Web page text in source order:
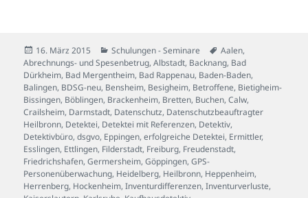
Veröffentlicht
am
16. März 2015 Kategorien
Schulungen - Seminare Schlagwörter
Aalen,
Abrechnungs- und Spesenbetrug,Albstadt, Backnang, Bad
Dürkheim, Bad Mergentheim, Bad Rappenau, Baden-Baden,
Balingen, BDSG-neu, Bensheim, Besigheim, Betroffene, Bietigheim-
Bissingen, Böblingen, Brackenheim, Bretten, Buchen,Calw,
Crailsheim, Darmstadt, Datenschutz, Datenschutzbeauftragter
Heilbronn, Detektei, Detektei mit Referenzen, Detektiv,
Detektivbüro,dsgvo, Eppingen,erfolgreiche Detektei, Ermittler,
Esslingen, Ettlingen, Filderstadt, Freiburg, Freudenstadt,
Friedrichshafen,Germersheim,Göppingen,GPS-
Personenüberwachung, Heidelberg, Heilbronn, Heppenheim,
Herrenberg, Hockenheim,Inventurdifferenzen,Inventurverluste,